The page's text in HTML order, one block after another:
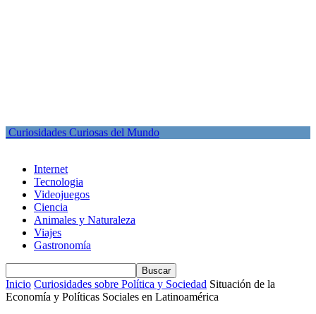
Curiosidades Curiosas del Mundo
Internet
Tecnologia
Videojuegos
Ciencia
Animales y Naturaleza
Viajes
Gastronomía
Inicio Curiosidades sobre Política y Sociedad Situación de la
Economía y Políticas Sociales en Latinoamérica